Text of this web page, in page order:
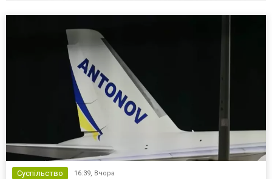
Суспільство 16:39, Вчора